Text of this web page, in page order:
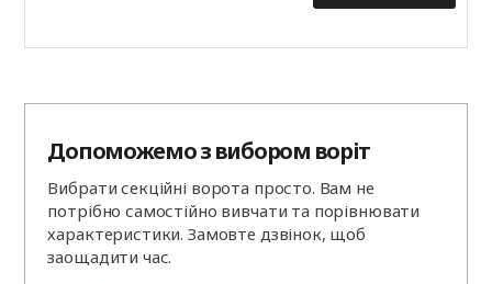
Допоможемо з вибором воріт
Вибрати секційні ворота просто. Вам не
потрібно самостійно вивчати та порівнювати
характеристики. Замовте дзвінок, щоб
заощадити час.